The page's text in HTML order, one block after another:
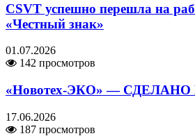
CSVT успешно перешла на
«Честный знак»
01.07.2026
142 просмотров
«Новотех-ЭКО» —
17.06.2026
187 просмотров